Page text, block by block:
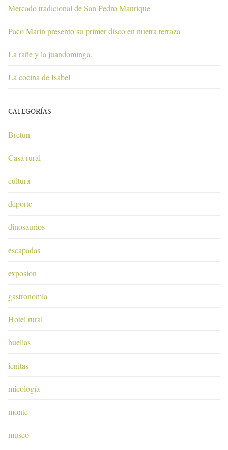
Mercado tradicional de San Pedro Manrique
Paco Marin presento su primer disco en nuetra terraza
La rañe y la juandominga.
La cocina de Isabel
CATEGORÍAS
Bretun
Casa rural
cultura
deporte
dinosaurios
escapadas
exposion
gastronomía
Hotel rural
huellas
icnitas
micología
monte
museo